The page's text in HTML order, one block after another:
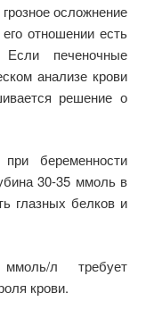
осложнение
отношении есть
Если печеночные
анализе крови
решение о
беременности
30-35 ммоль в
глазных белков и
л требует
крови.